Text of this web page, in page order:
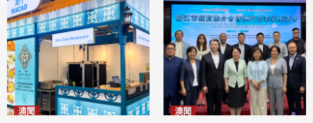
澳聞 澳聞